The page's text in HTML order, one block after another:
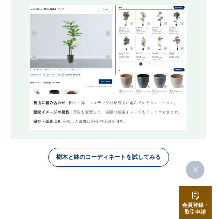
樹木と鉢のコーディネートを試してみる
会員登録・
取引申請